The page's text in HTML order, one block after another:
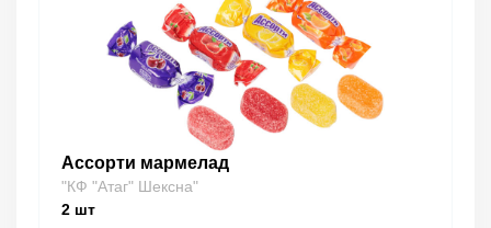
Ассорти мармелад
"КФ "Атаг" Шексна"
2 шт